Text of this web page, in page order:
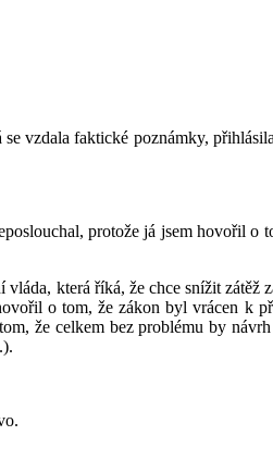
vzdala faktické poznámky,
protože já jsem hovořil o
která říká, že chce snížit zátěž
o tom, že zákon byl vrácen k
že celkem bez problému by